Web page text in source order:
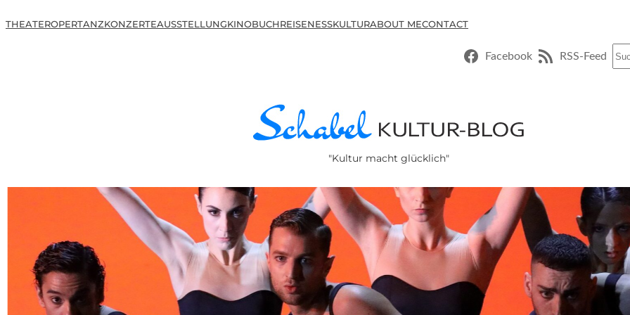
THEATEROPERTANZKONZERTEAUSSTELLUNGKINOBUCHREISENESSKULTURABOUT MECONTACT
Facebook RSS-Feed
"Kultur macht glücklich"